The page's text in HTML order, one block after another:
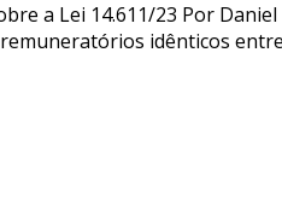
a Lei 14.611/23 Por
idênticos